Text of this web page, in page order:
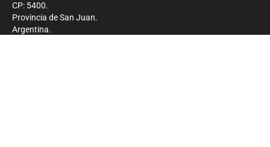
CP: 5400.
Provincia de San Juan.
Argentina.